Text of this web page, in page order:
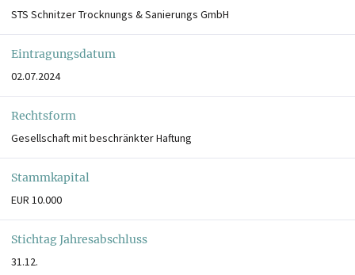
STS Schnitzer Trocknungs & Sanierungs GmbH
Eintragungsdatum
02.07.2024
Rechtsform
Gesellschaft mit beschränkter Haftung
Stammkapital
EUR 10.000
Stichtag Jahresabschluss
31.12.